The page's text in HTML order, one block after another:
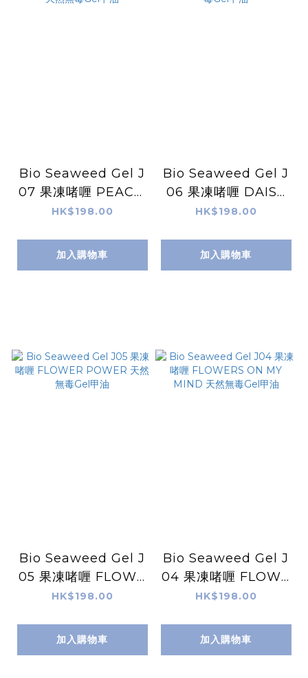
Bio Seaweed Gel J
07 果凍啫喱 PEACE,
LOVE & JELLY 天然
HK$198.00
加入購物車
Bio Seaweed Gel J
06 果凍啫喱 DAISY
DREAMS 天然無毒G
HK$198.00
加入購物車
Bio Seaweed Gel J
05 果凍啫喱 FLOWE
R POWER 天然無毒
HK$198.00
加入購物車
Bio Seaweed Gel J
04 果凍啫喱 FLOWE
RS ON MY MIND 天
HK$198.00
加入購物車